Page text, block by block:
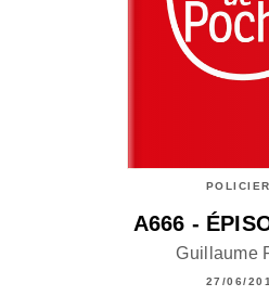
A666 -
Guillaume
27/06/